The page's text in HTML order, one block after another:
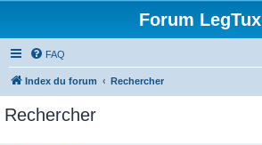
Forum LegTux
FAQ
Index du forum Rechercher
Rechercher